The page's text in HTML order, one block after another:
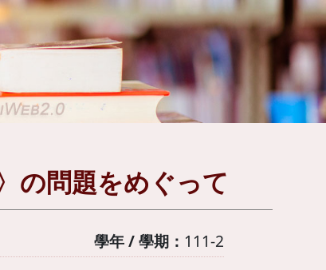
の問題をめぐって
學年 / 學期： 111-2